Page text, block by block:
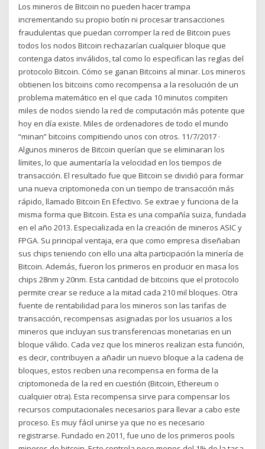
Los mineros de Bitcoin no pueden hacer trampa
incrementando su propio botín ni procesar transacciones
fraudulentas que puedan corromper la red de Bitcoin pues
todos los nodos Bitcoin rechazarían cualquier bloque que
contenga datos inválidos, tal como lo especifican las reglas del
protocolo Bitcoin. Cómo se ganan Bitcoins al minar. Los mineros
obtienen los bitcoins como recompensa a la resolución de un
problema matemático en el que cada 10 minutos compiten
miles de nodos siendo la red de computación más potente que
hoy en día existe. Miles de ordenadores de todo el mundo
“minan” bitcoins compitiendo unos con otros. 11/7/2017 ·
Algunos mineros de Bitcoin querían que se eliminaran los
límites, lo que aumentaría la velocidad en los tiempos de
transacción. El resultado fue que Bitcoin se dividió para formar
una nueva criptomoneda con un tiempo de transacción más
rápido, llamado Bitcoin En Efectivo. Se extrae y funciona de la
misma forma que Bitcoin. Esta es una compañía suiza, fundada
en el año 2013. Especializada en la creación de mineros ASIC y
FPGA. Su principal ventaja, era que como empresa diseñaban
sus chips teniendo con ello una alta participación la minería de
Bitcoin. Además, fueron los primeros en producir en masa los
chips 28nm y 20nm. Esta cantidad de bitcoins que el protocolo
permite crear se reduce a la mitad cada 210 mil bloques. Otra
fuente de rentabilidad para los mineros son las tarifas de
transacción, recompensas asignadas por los usuarios a los
mineros que incluyan sus transferencias monetarias en un
bloque válido. Cada vez que los mineros realizan esta función,
es decir, contribuyen a añadir un nuevo bloque a la cadena de
bloques, estos reciben una recompensa en forma de la
criptomoneda de la red en cuestión (Bitcoin, Ethereum o
cualquier otra). Esta recompensa sirve para compensar los
recursos computacionales necesarios para llevar a cabo este
proceso. Es muy fácil unirse ya que no es necesario
registrarse. Fundado en 2011, fue uno de los primeros pools